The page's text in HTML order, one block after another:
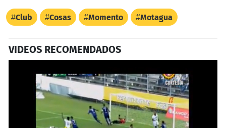
Club Cosas Momento Motagua
VIDEOS RECOMENDADOS